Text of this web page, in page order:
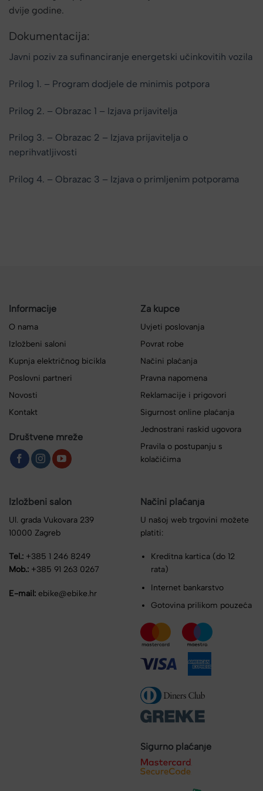
dvije godine.
Dokumentacija:
Javni poziv za sufinanciranje energetski učinkovitih vozila
Prilog 1. – Program dodjele de minimis potpora
Prilog 2. – Obrazac 1 – Izjava prijavitelja
Prilog 3. – Obrazac 2 – Izjava prijavitelja o
neprihvatljivosti
Prilog 4. – Obrazac 3 – Izjava o primljenim potporama
Informacije
O nama
Izložbeni saloni
Kupnja električnog bicikla
Poslovni partneri
Novosti
Kontakt
Društvene mreže
Za kupce
Uvjeti poslovanja
Povrat robe
Načini plaćanja
Pravna napomena
Reklamacije i prigovori
Sigurnost online plaćanja
Jednostrani raskid ugovora
Pravila o postupanju s
kolačićima
Izložbeni salon
Ul. grada Vukovara 239
10000 Zagreb
Tel.: +385 1 246 8249
Mob.: +385 91 263 0267
E-mail: ebike@ebike.hr
Načini plaćanja
U našoj web trgovini možete
platiti:
Kreditna kartica (do 12
rata)
Internet bankarstvo
Gotovina prilikom pouzeća
Sigurno plaćanje